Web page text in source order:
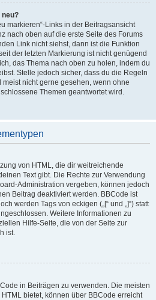
neu?
markieren“-Links in der Beitragsansicht
nach oben auf die erste Seite des Forums
Link nicht siehst, dann ist die Funktion
der letzten Markierung ist nicht genügend
das Thema nach oben zu holen, indem du
Stelle jedoch sicher, dass du die Regeln
nicht gerne gesehen, wenn ohne
Themen geantwortet wird.
von HTML, die dir weitreichende
Text gibt. Die Rechte zur Verwendung
Administration vergeben, können jedoch
Beitrag deaktiviert werden. BBCode ist
werden Tags von eckigen („[“ und „]“) statt
Weitere Informationen zu
Hilfe-Seite, die von der Seite zur
ist.
in Beiträgen zu verwenden. Die meisten
bietet, können über BBCode erreicht